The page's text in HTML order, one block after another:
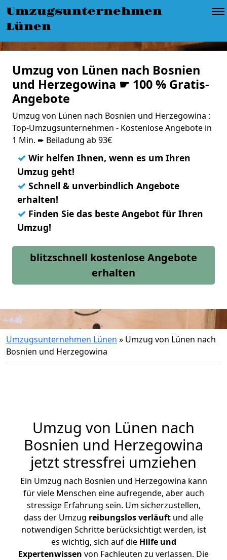
Umzugsunternehmen
Lünen
Umzug von Lünen nach Bosnien
und Herzegowina ☛ 100 % Gratis-
Angebote
Umzug von Lünen nach Bosnien und Herzegowina :
Top-Umzugsunternehmen - Kostenlose Angebote in
1 Min. ➨ Beiladung ab 93€
✓ Wir helfen Ihnen, wenn es um Ihren
Umzug geht!
✓ Schnell & unverbindlich Angebote
erhalten!
✓ Finden Sie das beste Angebot für Ihren
Umzug!
blitzschnell kostenlose Angebote
erhalten
Umzugsunternehmen Lünen » Umzug von Lünen nach
Bosnien und Herzegowina
Umzug von Lünen nach
Bosnien und Herzegowina
jetzt stressfrei umziehen
Ein Umzug nach Bosnien und Herzegowina kann
für viele Menschen eine aufregende, aber auch
stressige Erfahrung sein. Um sicherzustellen,
dass der Umzug reibungslosverläuft und alle
notwendigen Schritte berücksichtigt werden, ist
es wichtig, sich auf die Hilfe und
Expertenwissen von Fachleuten zu verlassen. Die